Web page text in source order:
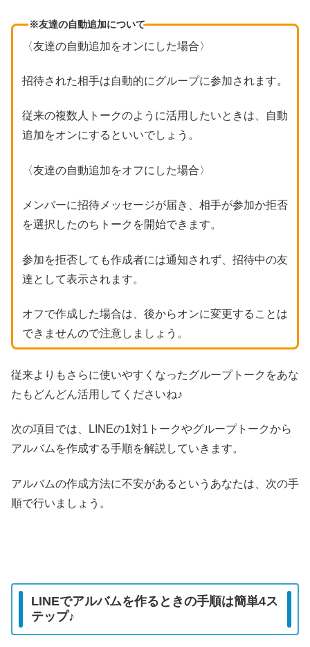
※友達の自動追加について
〈友達の自動追加をオンにした場合〉
招待された相手は自動的にグループに参加されます。
従来の複数人トークのように活用したいときは、自動
追加をオンにするといいでしょう。
〈友達の自動追加をオフにした場合〉
メンバーに招待メッセージが届き、相手が参加か拒否
を選択したのちトークを開始できます。
参加を拒否しても作成者には通知されず、招待中の友
達として表示されます。
オフで作成した場合は、後からオンに変更することは
できませんので注意しましょう。
従来よりもさらに使いやすくなったグループトークをあな
たもどんどん活用してくださいね♪
次の項目では、LINEの1対1トークやグループトークから
アルバムを作成する手順を解説していきます。
アルバムの作成方法に不安があるというあなたは、次の手
順で行いましょう。
LINEでアルバムを作るときの手順は簡単4ス
テップ♪